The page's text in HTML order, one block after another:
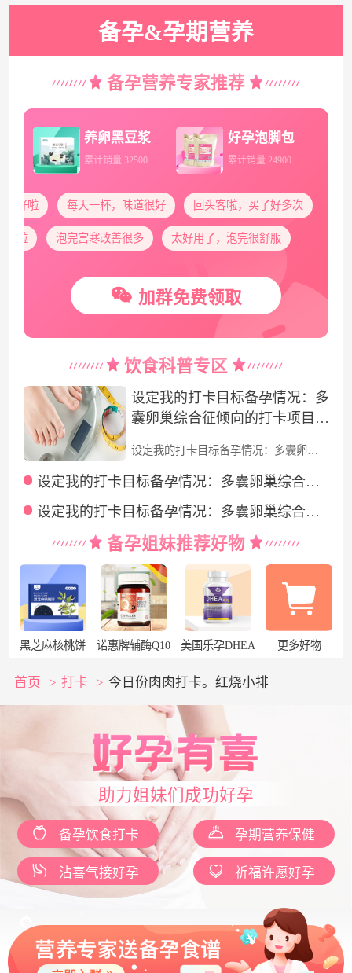
备孕&孕期营养
备孕营养专家推荐
养卵黑豆浆
累计销量 32500
好孕泡脚包
累计销量 24900
每天一杯，味道很好 回头客啦，买了好多次
泡完宫寒改善很多 太好用了，泡完很舒服
加群免费领取
饮食科普专区
设定我的打卡目标备孕情况：多
囊卵巢综合征倾向的打卡项目：
天我最期待的打卡奖励科学备孕
食谱
设定我的打卡目标备孕情况：多囊卵巢综合征倾向的打卡项目：饮食打卡我的打卡目标：坚持7天我最期待的打卡奖励科学备孕食谱
设定我的打卡目标备孕情况：多囊卵巢综合征倾向的打卡项目：饮食打卡我的打卡目标：坚持7天我最期待的打卡奖励免费好孕礼品
备孕姐妹推荐好物
黑芝麻核桃饼 诺惠牌辅酶Q10 美国乐孕DHEA 更多好物
首页 > 打卡 > 今日份肉肉打卡。红烧小排
助力姐妹们成功好孕
备孕饮食打卡 孕期营养保健
沾喜气接好孕 祈福许愿好孕